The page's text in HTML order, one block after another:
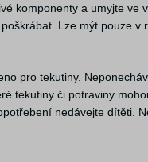
komponenty a umyjte
Lze mýt pouze v
pro tekutiny.
tekutiny či potraviny
nedávejte dítěti.